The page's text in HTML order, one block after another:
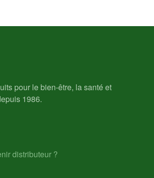
pour le bien-être, la santé et
1986.
distributeur ?